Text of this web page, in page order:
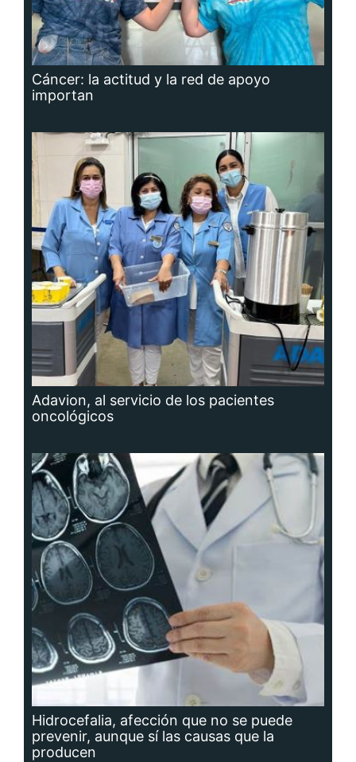
Cáncer: la actitud y la red de apoyo
importan
Adavion, al servicio de los pacientes
oncológicos
Hidrocefalia, afección que no se puede
prevenir, aunque sí las causas que la
producen